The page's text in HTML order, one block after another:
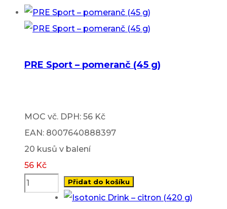
PRE Sport – pomeranč (45 g)
MOC vč. DPH: 56 Kč
EAN: 8007640888397
20 kusů v balení
56 Kč
Přidat do košíku